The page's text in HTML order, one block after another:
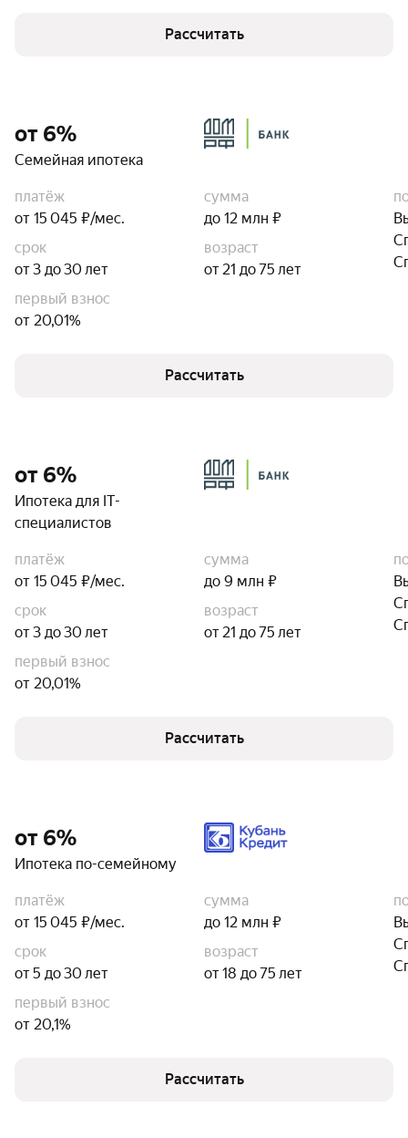
Рассчитать
от 6%
Семейная ипотека
платёж
от 15 045 ₽/мес.
сумма
до 12 млн ₽
срок
от 3 до 30 лет
возраст
от 21 до 75 лет
первый взнос
от 20,01%
Рассчитать
от 6%
Ипотека для IT-
специалистов
платёж
от 15 045 ₽/мес.
сумма
до 9 млн ₽
срок
от 3 до 30 лет
возраст
от 21 до 75 лет
первый взнос
от 20,01%
Рассчитать
от 6%
Ипотека по-семейному
платёж
от 15 045 ₽/мес.
сумма
до 12 млн ₽
срок
от 5 до 30 лет
возраст
от 18 до 75 лет
первый взнос
от 20,1%
Рассчитать